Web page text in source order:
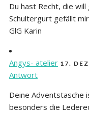
Du hast Recht, die
Schultergurt gefällt
GlG Karin
Angys- atelier 17.
Antwort
Deine Adventstasche
besonders die